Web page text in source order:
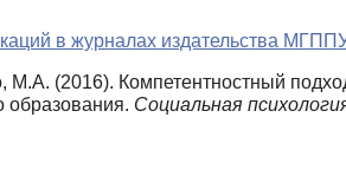
в журналах издательства
(2016). Компетентностный
Социальная